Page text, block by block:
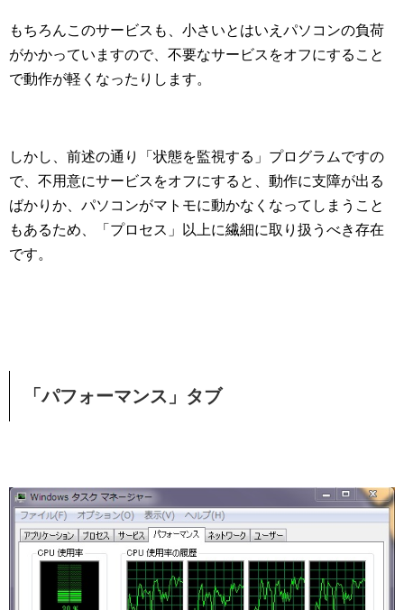
もちろんこのサービスも、小さいとはいえパソコンの負荷
がかかっていますので、不要なサービスをオフにすること
で動作が軽くなったりします。
しかし、前述の通り「状態を監視する」プログラムですの
で、不用意にサービスをオフにすると、動作に支障が出る
ばかりか、パソコンがマトモに動かなくなってしまうこと
もあるため、「プロセス」以上に繊細に取り扱うべき存在
です。
「パフォーマンス」タブ